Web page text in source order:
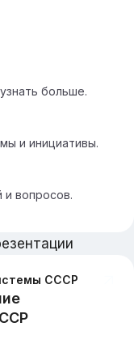
больше.
и инициативы.
вопросов.
СССР